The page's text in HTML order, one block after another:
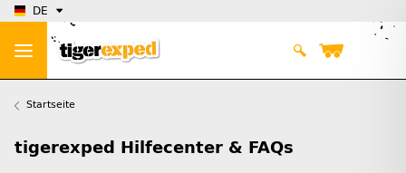
DE
Startseite
tigerexped Hilfecenter & FAQs